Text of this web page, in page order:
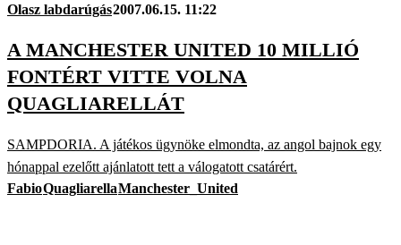
Olasz labdarúgás2007.06.15. 11:22
A MANCHESTER UNITED 10 MILLIÓ
FONTÉRT VITTE VOLNA
QUAGLIARELLÁT
SAMPDORIA. A játékos ügynöke elmondta, az angol bajnok egy
hónappal ezelőtt ajánlatott tett a válogatott csatárért.
FabioQuagliarellaManchester_United